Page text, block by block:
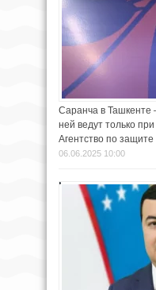
Саранча в Ташкенте
ней ведут только
Агентство по защите
06.06.2025 10:00